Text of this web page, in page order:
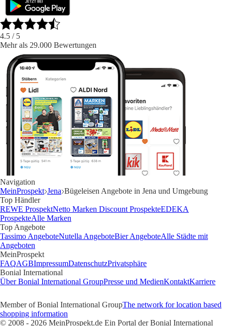
4.5 / 5
Mehr als 29.000 Bewertungen
Navigation
MeinProspekt Jena Bügeleisen Angebote in Jena und Umgebung
Top Händler
REWE ProspektNetto Marken Discount ProspekteEDEKA
ProspekteAlle Marken
Top Angebote
Tassimo AngeboteNutella AngeboteBier AngeboteAlle Städte mit
Angeboten
MeinProspekt
FAQAGBImpressumDatenschutzPrivatsphäre
Bonial International
Über Bonial International GroupPresse und MedienKontaktKarriere
Member of Bonial International GroupThe network for location based
shopping information
© 2008 - 2026 MeinProspekt.de Ein Portal der Bonial International